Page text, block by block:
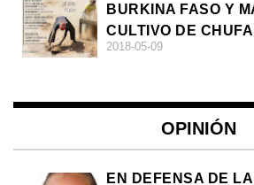
BURKINA FASO Y
CULTIVO DE CHUFA
2018-05-09
OPINIÓN
EN DEFENSA DE